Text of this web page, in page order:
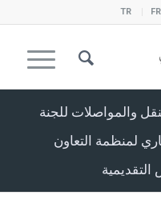
FR
TR
والمواصلات للجنة
لمنظمة التعاون